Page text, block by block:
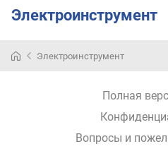
а
т
Электроинструмент
Электроинструмент
Полная
Вопросы и